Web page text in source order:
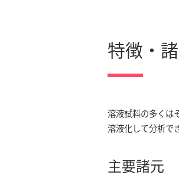
特徴・
溶液試料の多くは
溶液化して分析で
主要諸元